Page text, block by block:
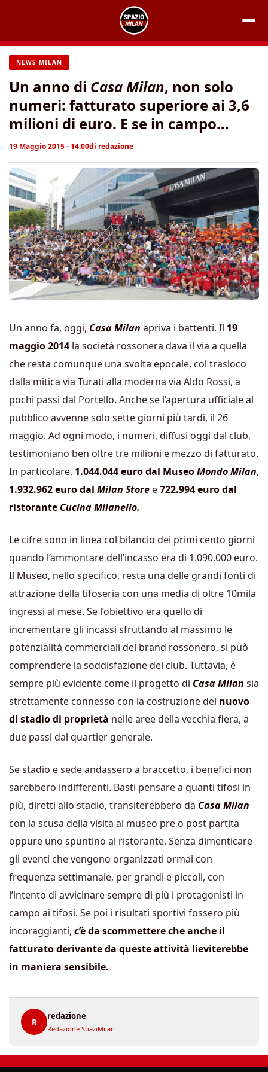
contenuto
NEWS MILAN
Un anno di Casa Milan, non solo
numeri: fatturato superiore ai 3,6
milioni di euro. E se in campo…
19 Maggio 2015 - 14:00di redazione
Un anno fa, oggi, Casa Milan apriva i battenti. Il 19
maggio 2014 la società rossonera dava il via a quella
che resta comunque una svolta epocale, col trasloco
dalla mitica via Turati alla moderna via Aldo Rossi, a
pochi passi dal Portello. Anche se l’apertura ufficiale al
pubblico avvenne solo sette giorni più tardi, il 26
maggio. Ad ogni modo, i numeri, diffusi oggi dal club,
testimoniano ben oltre tre milioni e mezzo di fatturato.
In particolare, 1.044.044 euro dal MuseoMondo Milan,
1.932.962 euro dal Milan Store e722.994 euro dal
ristorante Cucina Milanello.
Le cifre sono in linea col bilancio dei primi cento giorni
quando l’ammontare dell’incasso era di 1.090.000 euro.
Il Museo, nello specifico, resta una delle grandi fonti di
attrazione della tifoseria con una media di oltre 10mila
ingressi al mese. Se l’obiettivo era quello di
incrementare gli incassi sfruttando al massimo le
potenzialità commerciali del brand rossonero, si può
comprendere la soddisfazione del club. Tuttavia, è
sempre più evidente come il progetto di Casa Milan sia
strettamente connesso con la costruzione del nuovo
di stadio di proprietà nelle aree della vecchia fiera, a
due passi dal quartier generale.
Se stadio e sede andassero a braccetto, i benefici non
sarebbero indifferenti. Basti pensare a quanti tifosi in
più, diretti allo stadio, transiterebbero da Casa Milan
con la scusa della visita al museo pre o post partita
oppure uno spuntino al ristorante. Senza dimenticare
gli eventi che vengono organizzati ormai con
frequenza settimanale, per grandi e piccoli, con
l’intento di avvicinare sempre di più i protagonisti in
campo ai tifosi. Se poi i risultati sportivi fossero più
incoraggianti, c’è da scommettere che anche il
fatturato derivante da queste attività lieviterebbe
in maniera sensibile.
R
redazione
Redazione SpaziMilan